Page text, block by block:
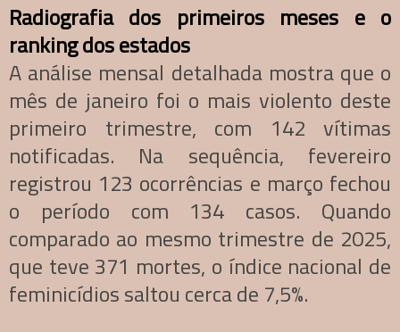
Radiografia dos primeiros meses e o
ranking dos estados
A análise mensal detalhada mostra que o
mês de janeiro foi o mais violento deste
primeiro trimestre, com 142 vítimas
notificadas. Na sequência, fevereiro
registrou 123 ocorrências e março fechou
o período com 134 casos. Quando
comparado ao mesmo trimestre de 2025,
que teve 371 mortes, o índice nacional de
feminicídios saltou cerca de 7,5%.